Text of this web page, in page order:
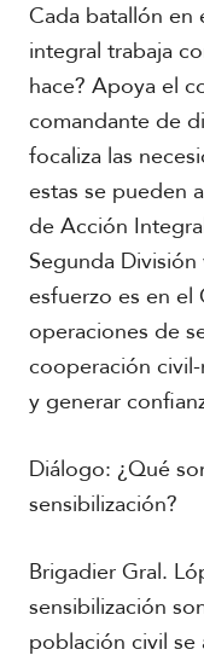
R
p
r
a
j
Cada batallón en
integral trabaja
hace? Apoya el
comandante de
focaliza las
estas se pueden
de Acción
Segunda
esfuerzo es en el
operaciones de
cooperación civil-
y generar
Diálogo: ¿Qué
sensibilización?
Brigadier Gral.
sensibilización
población civil se